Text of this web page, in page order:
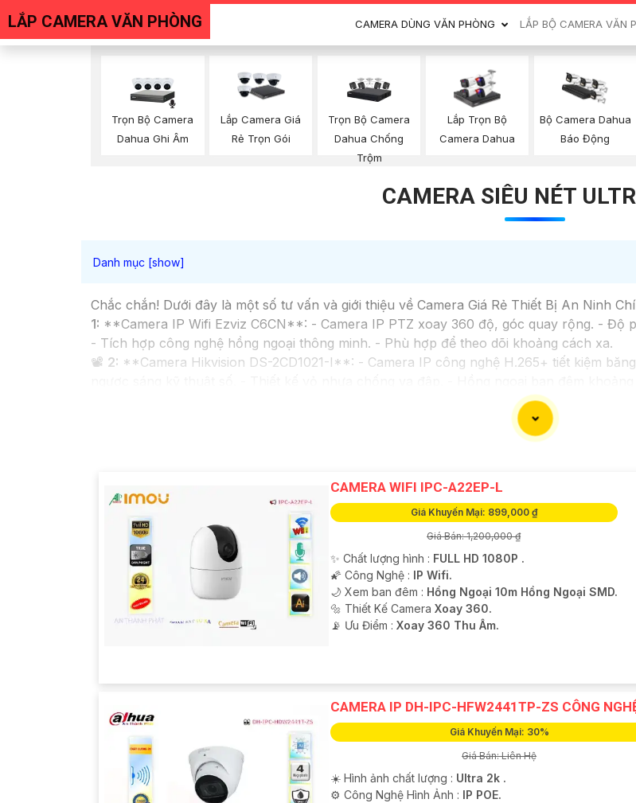
LẮP CAMERA VĂN PHÒNG CAMERA DÙNG VĂN PHÒNG LẮP BỘ CAMERA VĂN
Trọn Bộ Camera
Dahua Ghi Âm
Lắp Camera Giá
Rẻ Trọn Gói
Trọn Bộ Camera
Dahua Chống
Trộm
Lắp Trọn Bộ
Camera Dahua
Bộ Camera Dahua
Báo Động
CAMERA SIÊU NÉT
Chắc chắn! Dưới đây là một số tư vấn và giới thiệu về Camera Giá Rẻ Thiết Bị An Ninh
1: **Camera IP Wifi Ezviz C6CN**: - Camera IP PTZ xoay 360 độ, góc quay rộng. - Độ
- Tích hợp công nghệ hồng ngoại thông minh. - Phù hợp để theo dõi khoảng cách xa.
📽 2: **Camera Hikvision DS-2CD1021-I**: - Camera IP công nghệ H.265+ tiết kiệm
**Camera Dahua HDCVI HAC-HFW1200T**: - Camera HDCVI 2MP hỗ trợ chất
hồng ngoại lên đến 20m. - Chống ngược sáng Digital WDR, cân bằng sáng, chống nhiễu
Nhớ kiểm tra và lựa chọn sản phẩm phù hợp với nhu cầu sử dụng và không gian lắp đặt
CAMERA WIFI IPC-A22EP-L
Giá Khuyến Mại: 899,000 ₫
Giá Bán: 1,200,000 ₫
✨ Chất lượng hình : FULL HD 1080P .
🌠 Công Nghệ : IP Wifi.
🌙 Xem ban đêm : Hồng Ngoại 10m Hồng Ngoại SMD.
🔩 Thiết Kế Camera Xoay 360.
️📡 Ưu Điểm : Xoay 360 Thu Âm.
CAMERA IP DH-IPC-HFW2441TP-ZS CÔNG
Giá Khuyến Mại: 30%
Giá Bán: Liên Hệ
☀️ Hình ảnh chất lượng : Ultra 2k .
⚙ Công Nghệ Hình Ảnh : IP POE.